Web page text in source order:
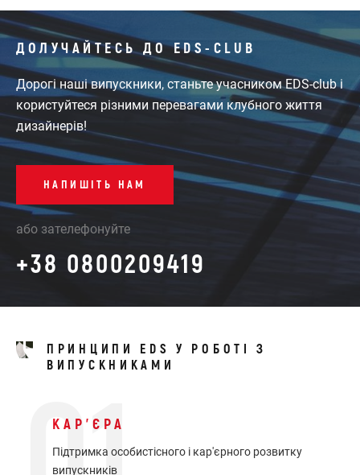
ДОЛУЧАЙТЕСЬ ДО EDS-CLUB
Дорогі наші випускники, станьте учасником EDS-club і
користуйтеся різними перевагами клубного життя
дизайнерів!
НАПИШІТЬ НАМ
або зателефонуйте
+38 0800209419
ПРИНЦИПИ EDS У РОБОТІ З
ВИПУСКНИКАМИ
КАР'ЄРА
Підтримка особистісного і кар'єрного розвитку
випускників